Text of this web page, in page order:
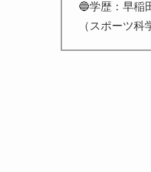
🔵学歴：早稲
（スポーツ